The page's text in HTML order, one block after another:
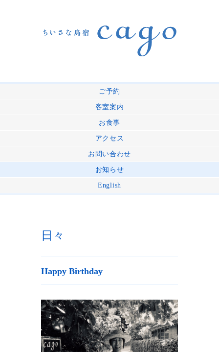
ご予約
客室案内
お食事
アクセス
お問い合わせ
お知らせ
English
日々
Happy Birthday